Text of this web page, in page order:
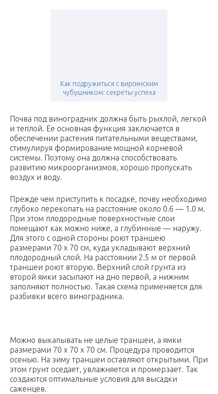
Как подружиться с виргинским
чубушником: секреты успеха
Почва под виноградник должна быть рыхлой, легкой
и теплой. Ее основная функция заключается в
обеспечении растения питательными веществами,
стимулируя формирование мощной корневой
системы. Поэтому она должна способствовать
развитию микроорганизмов, хорошо пропускать
воздух и воду.
Прежде чем приступить к посадке, почву необходимо
глубоко перекопать на расстояние около 0.6 — 1.0 м.
При этом плодородные поверхностные слои
помещают как можно ниже, а глубинные — наружу.
Для этого с одной стороны роют траншею
размерами 70 х 70 см, куда укладывают верхний
плодородный слой. На расстоянии 2.5 м от первой
траншеи роют вторую. Верхний слой грунта из
второй ямки засыпают на дно первой, а нижним
заполняют полностью. Такая схема применяется для
разбивки всего виноградника.
Можно выкапывать не целые траншеи, а ямки
размерами 70 х 70 х 70 см. Процедура проводится
осенью. На зиму траншеи оставляют открытыми. При
этом грунт оседает, увлажняется и промерзает. Так
создаются оптимальные условия для высадки
саженцев.